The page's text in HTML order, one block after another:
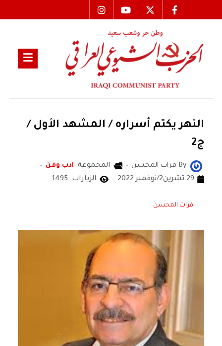
النهر يكتم أسراره / المشهد الأول /
ج2
By فرات المحسن المجموعة: ادب وفن
29 تشرين2/نوفمبر 2022
الزيارات: 1495
فرات المحسن